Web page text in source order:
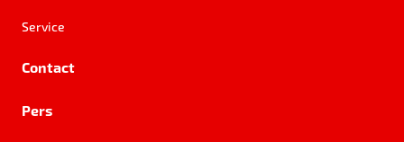
Service
Contact
Pers